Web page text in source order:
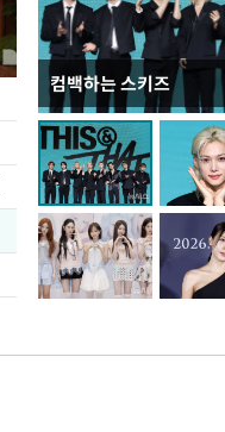
컴백하는 스키즈
정동영, 北 '조선' 호
숙 후에 하겠다는 말